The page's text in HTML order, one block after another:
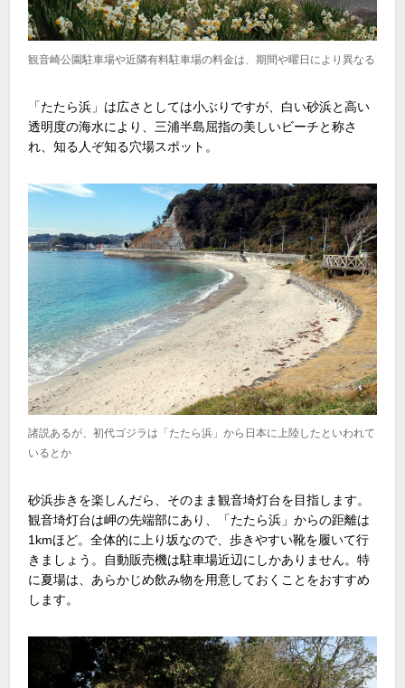
観音崎公園駐車場や近隣有料駐車場の料金は、期間や曜日により異なる
「たたら浜」は広さとしては小ぶりですが、白い砂浜と高い
透明度の海水により、三浦半島屈指の美しいビーチと称さ
れ、知る人ぞ知る穴場スポット。
諸説あるが、初代ゴジラは「たたら浜」から日本に上陸したといわれて
いるとか
砂浜歩きを楽しんだら、そのまま観音埼灯台を目指します。
観音埼灯台は岬の先端部にあり、「たたら浜」からの距離は
1kmほど。全体的に上り坂なので、歩きやすい靴を履いて行
きましょう。自動販売機は駐車場近辺にしかありません。特
に夏場は、あらかじめ飲み物を用意しておくことをおすすめ
します。